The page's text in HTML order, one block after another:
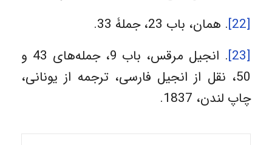
[22]
. همان، باب 23، جملۀ 33.
[23]
. انجیل مرقس، باب 9، جمله‌های 43 و
50، نقل از انجیل فارسی، ترجمه از یونانی،
چاپ لندن، 1837.